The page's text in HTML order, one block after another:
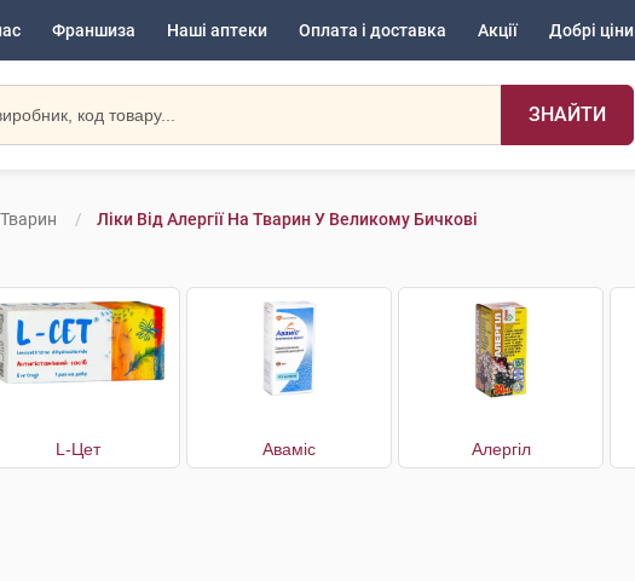
Франшиза Наші аптеки Оплата і доставка Акції Добрі ціни
ЗНАЙТИ
Тварин Ліки Від Алергії На Тварин У Великому Бичкові
L-Цет Аваміс Алергіл